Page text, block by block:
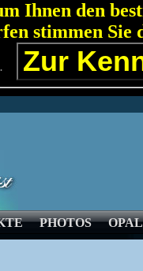
Ihnen den
stimmen Sie
Zur
PHOTOS